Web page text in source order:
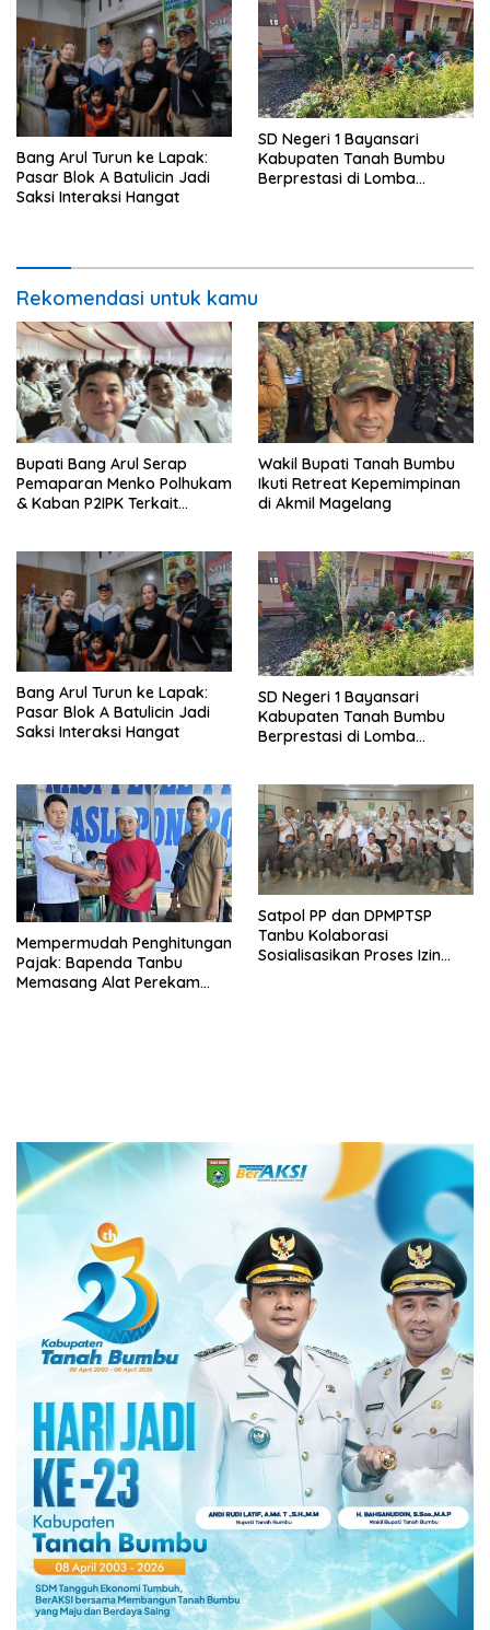
Bang Arul Turun ke Lapak:
Pasar Blok A Batulicin Jadi
Saksi Interaksi Hangat
SD Negeri 1 Bayansari
Kabupaten Tanah Bumbu
Berprestasi di Lomba
Rekomendasi untuk kamu
Bupati Bang Arul Serap
Pemaparan Menko Polhukam
& Kaban P2IPK Terkait
Wakil Bupati Tanah Bumbu
Ikuti Retreat Kepemimpinan
di Akmil Magelang
Bang Arul Turun ke Lapak:
Pasar Blok A Batulicin Jadi
Saksi Interaksi Hangat
SD Negeri 1 Bayansari
Kabupaten Tanah Bumbu
Berprestasi di Lomba
Mempermudah Penghitungan
Pajak: Bapenda Tanbu
Memasang Alat Perekam
Satpol PP dan DPMPTSP
Tanbu Kolaborasi
Sosialisasikan Proses Izin